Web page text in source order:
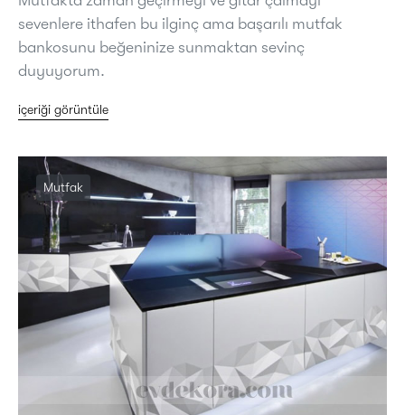
sevenlere ithafen bu ilginç ama başarılı mutfak
bankosunu beğeninize sunmaktan sevinç
duyuyorum.
içeriği görüntüle
Mutfak